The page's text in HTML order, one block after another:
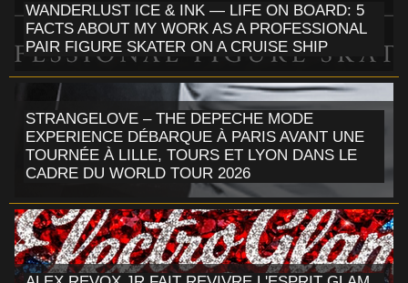
WANDERLUST ICE & INK — LIFE ON BOARD: 5
FACTS ABOUT MY WORK AS A PROFESSIONAL
PAIR FIGURE SKATER ON A CRUISE SHIP
STRANGELOVE – THE DEPECHE MODE
EXPERIENCE DÉBARQUE À PARIS AVANT UNE
TOURNÉE À LILLE, TOURS ET LYON DANS LE
CADRE DU WORLD TOUR 2026